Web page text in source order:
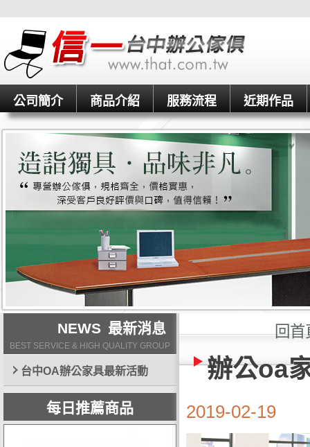
公司簡介 商品介紹 服務流程 近期作品
NEWS 最新消息
BEST SERVICE & HIGH QUALITY GROUP
台中OA辦公家具最新活動
每日推薦商品
回首
辦公oa
2019-02-19